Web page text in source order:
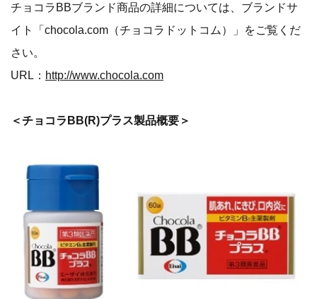
チョコラBBブランド商品の詳細については、ブランドサ
イト「chocola.com（チョコラドットコム）」をご覧くだ
さい。
URL： http://www.chocola.com
＜チョコラBB(R)プラス製品概要＞